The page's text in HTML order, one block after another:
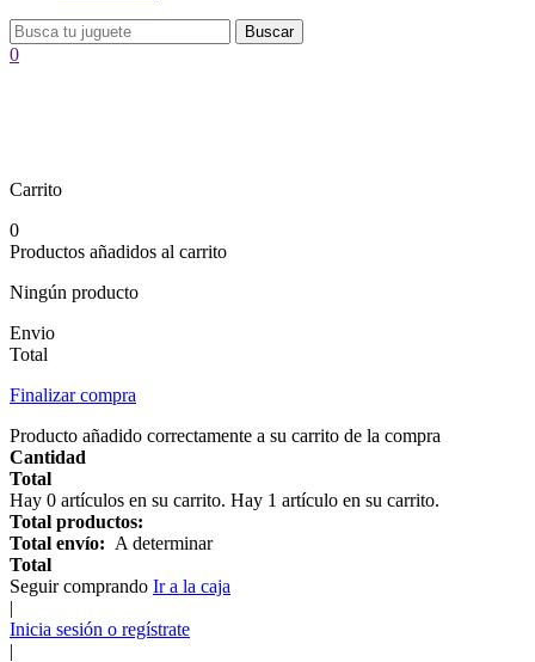
Buscar
0
Carrito
0
Productos añadidos al carrito
Ningún producto
Envio
Total
Finalizar compra
Producto añadido correctamente a su carrito de la compra
Cantidad
Total
Hay 0 artículos en su carrito. Hay 1 artículo en su carrito.
Total productos:
Total envío: A determinar
Total
Seguir comprando Ir a la caja
|
Inicia sesión o regístrate
|